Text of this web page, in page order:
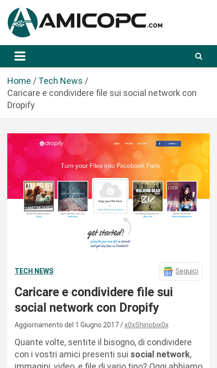
a
Amicopc.com
Home
Tech News
Caricare e condividere file sui social network con
Dropify
TECH NEWS Seguici
Caricare e condividere file sui
social network con Dropify
Aggiornamento del 1 Giugno 2017 x0xShinobix0x
Quante volte, sentite il bisogno, di condividere
con i vostri amici presenti sui social network,